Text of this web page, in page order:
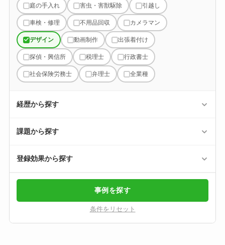
庭の手入れ 害虫・害獣駆除 引越し
車検・修理 不用品回収 カメラマン
デザイン 動画制作 出張着付け
探偵・興信所 税理士 行政書士
社会保険労務士 弁理士 全業種
経歴から探す
課題から探す
登録効果から探す
事例を探す
条件をリセット